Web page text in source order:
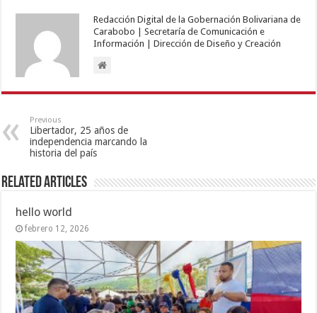
Redacción Digital de la Gobernación Bolivariana de
Carabobo | Secretaría de Comunicación e
Información | Dirección de Diseño y Creación
Previous
Libertador, 25 años de
independencia marcando la
historia del país
Related Articles
hello world
febrero 12, 2026